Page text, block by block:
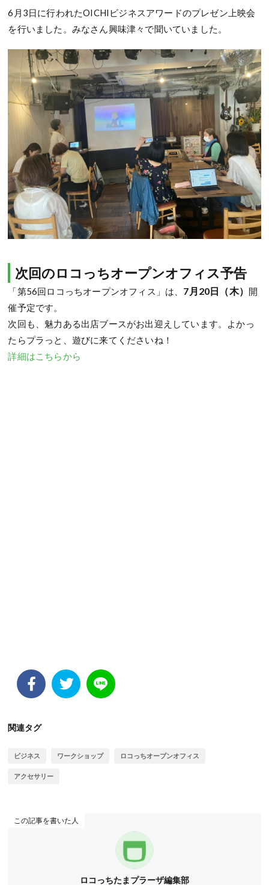
6月3日に行われたOICHIビジネスアワードのプレゼン上映会
を行いました。みなさん興味津々で聞いていました。
次回のロコっちオープンオフィス予告
「第56回ロコっちオープンオフィス」は、 7 月20日（木） 開
催予定です。
次回も、魅力ある出店ブースがお出迎えしています。よかっ
たらプラっと、遊びに来てくださいね！
詳細はこちらから
関連タグ
ビジネス ワークショップ ロコっちオープンオフィス
アクセサリー
この記事を書いた人
ロコっちたまプラーザ編集部